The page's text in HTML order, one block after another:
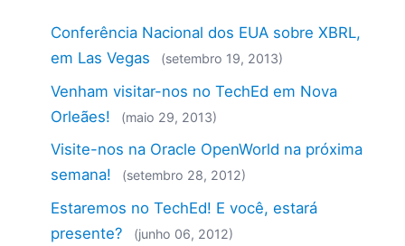
2013
2012
2010
2009
2008
2007
Conferência Nacional dos EUA sobre XBRL,
em Las Vegas
(setembro 19, 2013)
Venham visitar-nos no TechEd em Nova
Orleães!
(maio 29, 2013)
Visite-nos na Oracle OpenWorld na próxima
semana!
(setembro 28, 2012)
Estaremos no TechEd! E você, estará
presente?
(junho 06, 2012)